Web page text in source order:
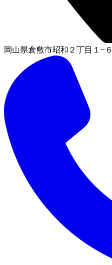
岡山県倉敷市昭和２丁目１−